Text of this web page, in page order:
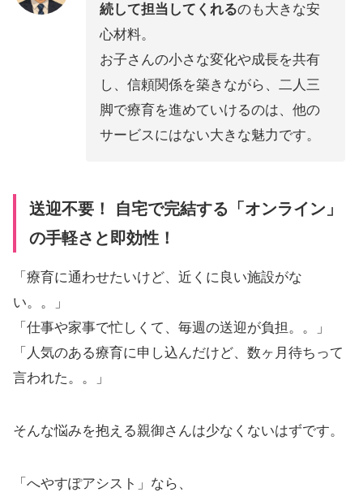
続して担当してくれるのも大きな安
心材料。
お子さんの小さな変化や成長を共有
し、信頼関係を築きながら、二人三
脚で療育を進めていけるのは、他の
サービスにはない大きな魅力です。
送迎不要！ 自宅で完結する「オンライン」
の手軽さと即効性！
「療育に通わせたいけど、近くに良い施設がな
い。。」
「仕事や家事で忙しくて、毎週の送迎が負担。。」
「人気のある療育に申し込んだけど、数ヶ月待ちって
言われた。。」
そんな悩みを抱える親御さんは少なくないはずです。
「へやすぽアシスト」なら、